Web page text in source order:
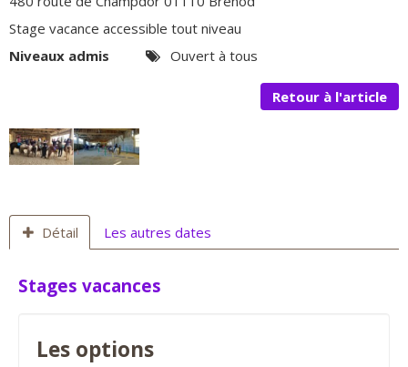
Stage vacance accessible tout niveau
Niveaux admis
Ouvert à tous
Retour à l'article
Détail Les autres dates
Stages vacances
Les options